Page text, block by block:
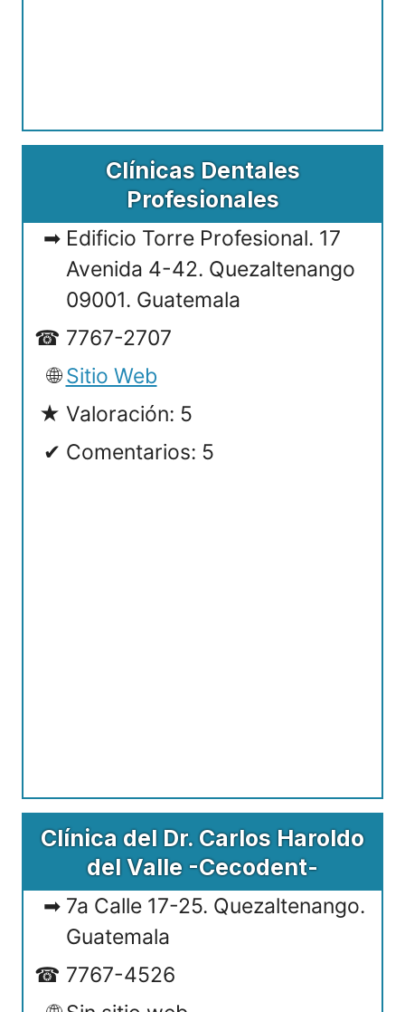
Clínicas Dentales
Profesionales
Edificio Torre Profesional. 17
Avenida 4-42. Quezaltenango
09001. Guatemala
7767-2707
Sitio Web
Valoración: 5
Comentarios: 5
Clínica del Dr. Carlos Haroldo
del Valle -Cecodent-
7a Calle 17-25. Quezaltenango.
Guatemala
7767-4526